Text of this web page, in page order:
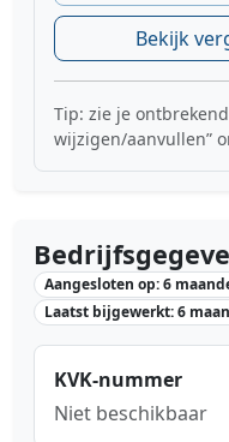
Bekijk
Tip: zie je
wijzigen/aanvullen”
Aangesloten op: 6
Laatst bijgewerkt: 6
KVK-nummer
Niet beschikbaar